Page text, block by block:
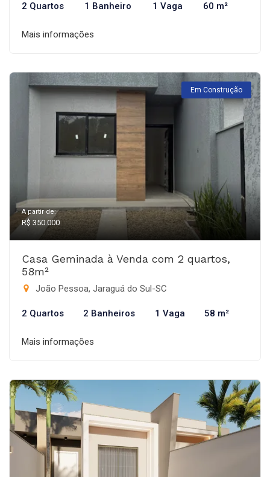
2 Quartos 1 Banheiro 1 Vaga 60 m²
Mais informações
Em Construção
A partir de:
R$ 350.000
Casa Geminada à Venda com 2 quartos,
58m²
João Pessoa, Jaraguá do Sul-SC
2 Quartos 2 Banheiros 1 Vaga 58 m²
Mais informações